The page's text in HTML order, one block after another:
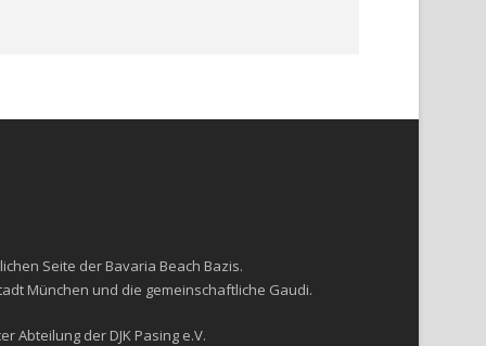
Seite der Bavaria Beach Bazis.
München und die gemeinschaftliche Gaudi.
Abteilung der DJK Pasing e.V.